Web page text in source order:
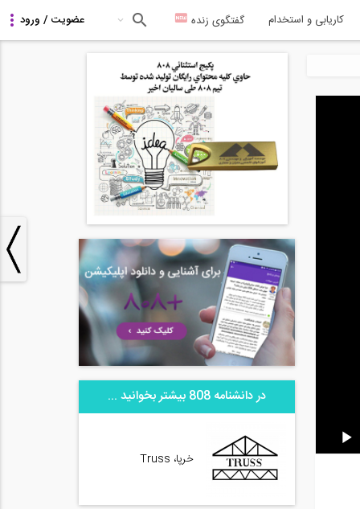
کاریابی و استخدام گفتگوی زنده
در دانشنامه 808 بیشتر بخوانید ...
خرپا، Truss